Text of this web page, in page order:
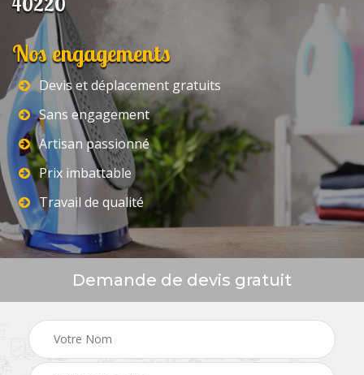
Nos engagements
Devis et déplacement gratuits
Sans engagement
Artisan passionné
Prix imbattable
Travail de qualité
Demande de devis gratuit